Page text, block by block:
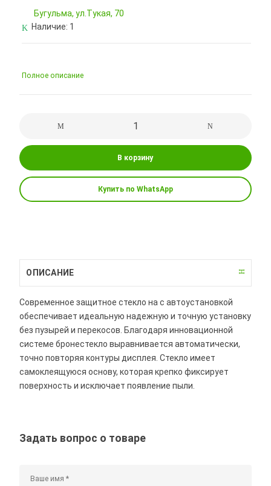
Бугульма, ул.Тукая, 70
Наличие: 1
Полное описание
В корзину
Купить по WhatsApp
ОПИСАНИЕ
Современное защитное стекло на с автоустановкой
обеспечивает идеальную надежную и точную установку
без пузырей и перекосов. Благодаря инновационной
системе бронестекло выравнивается автоматически,
точно повторяя контуры дисплея. Стекло имеет
самоклеящуюся основу, которая крепко фиксирует
поверхность и исключает появление пыли.
Задать вопрос о товаре